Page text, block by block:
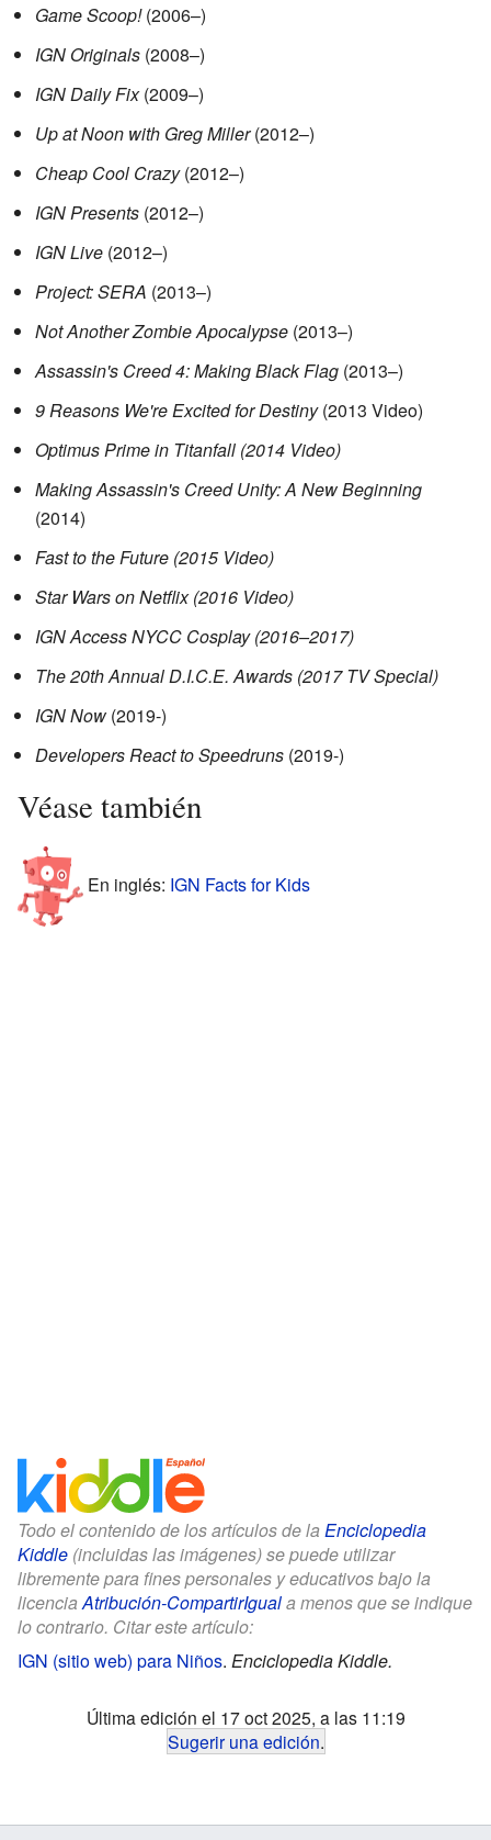
Game Scoop!(2006–)
IGN Originals (2008–)
IGN Daily Fix(2009–)
Up at Noon with Greg Miller(2012–)
Cheap Cool Crazy(2012–)
IGN Presents (2012–)
IGN Live (2012–)
Project: SERA (2013–)
Not Another Zombie Apocalypse (2013–)
Assassin's Creed 4: Making Black Flag (2013–)
9 Reasons We're Excited for Destiny(2013 Video)
Optimus Prime in Titanfall (2014 Video)
Making Assassin's Creed Unity: A New Beginning
(2014)
Fast to the Future (2015 Video)
Star Wars on Netflix (2016 Video)
IGN Access NYCC Cosplay (2016–2017)
The 20th Annual D.I.C.E. Awards (2017 TV Special)
IGN Now (2019-)
Developers React to Speedruns (2019-)
Véase también
En inglés: IGN Facts for Kids
Todo el contenido de los artículos de la Enciclopedia
Kiddle (incluidas las imágenes) se puede utilizar
libremente para fines personales y educativos bajo la
licenciaAtribución-CompartirIguala menos que se indique
lo contrario. Citar este artículo:
IGN (sitio web) para Niños. Enciclopedia Kiddle.
Última edición el 17 oct 2025, a las 11:19
Sugerir una edición.